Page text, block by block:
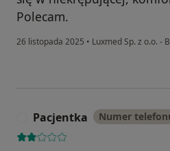
Polecam.
26 listopada 2025 • Luxmed Sp. z o.o. -
Pacjentka Numer